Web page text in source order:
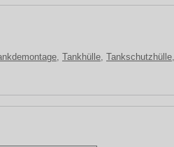
, Tankhülle, Tankschutzhülle